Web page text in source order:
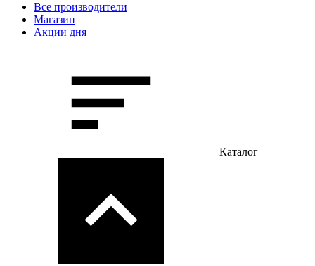
Все производители
Магазин
Акции дня
Каталог